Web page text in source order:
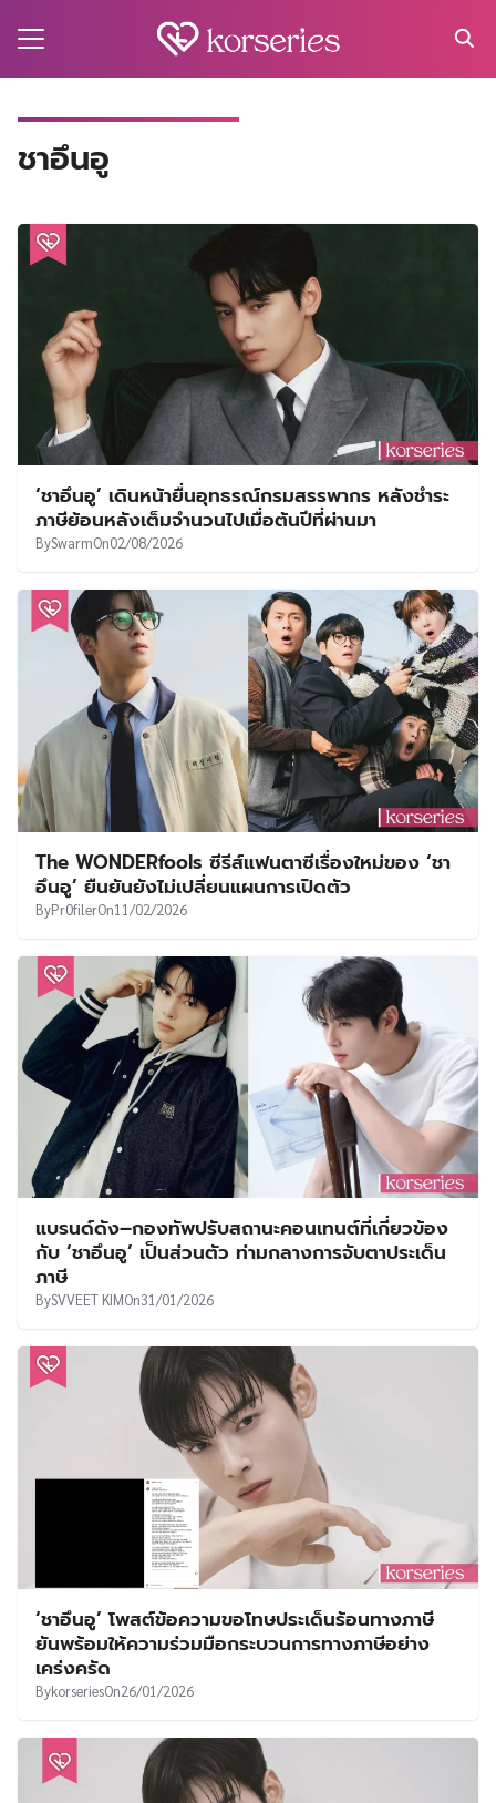
ชาอึนอู
‘ชาอึนอู’ เดินหน้ายื่นอุทธรณ์กรมสรรพากร หลังชำระ
ภาษีย้อนหลังเต็มจำนวนไปเมื่อต้นปีที่ผ่านมา
BySwarmOn02/08/2026
The WONDERfools ซีรีส์แฟนตาซีเรื่องใหม่ของ ‘ชา
อึนอู’ ยืนยันยังไม่เปลี่ยนแผนการเปิดตัว
ByPr0filerOn11/02/2026
แบรนด์ดัง–กองทัพปรับสถานะคอนเทนต์ที่เกี่ยวข้อง
กับ ‘ชาอึนอู’ เป็นส่วนตัว ท่ามกลางการจับตาประเด็น
ภาษี
BySVVEET KIMOn31/01/2026
‘ชาอึนอู’ โพสต์ข้อความขอโทษประเด็นร้อนทางภาษี
ยันพร้อมให้ความร่วมมือกระบวนการทางภาษีอย่าง
เคร่งครัด
BykorseriesOn26/01/2026